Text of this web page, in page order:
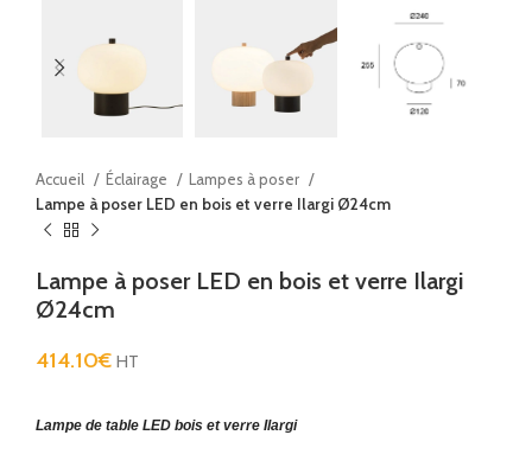
Accueil Éclairage
Lampes à poser
Lampe à poser LED en bois et verre Ilargi Ø24cm
Lampe à poser LED en bois et verre Ilargi
Ø24cm
414.10€ HT
Lampe de table LED bois et verre Ilargi